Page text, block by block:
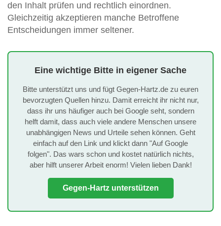
den Inhalt prüfen und rechtlich einordnen.
Gleichzeitig akzeptieren manche Betroffene
Entscheidungen immer seltener.
Eine wichtige Bitte in eigener Sache
Bitte unterstützt uns und fügt Gegen-Hartz.de zu euren
bevorzugten Quellen hinzu. Damit erreicht ihr nicht nur,
dass ihr uns häufiger auch bei Google seht, sondern
helft damit, dass auch viele andere Menschen unsere
unabhängigen News und Urteile sehen können. Geht
einfach auf den Link und klickt dann "Auf Google
folgen". Das wars schon und kostet natürlich nichts,
aber hilft unserer Arbeit enorm! Vielen lieben Dank!
Gegen-Hartz unterstützen